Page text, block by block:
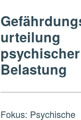
urteilung
psychischer
Belastung
Fokus: Psychische